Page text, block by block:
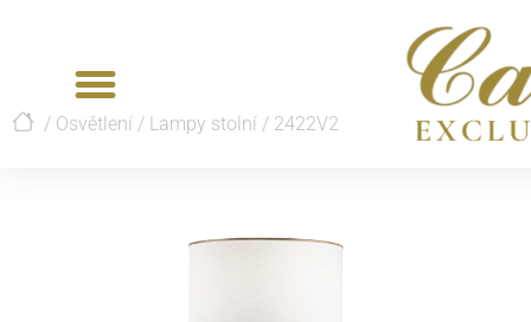
/ Osvětlení / Lampy stolní / 2422V2